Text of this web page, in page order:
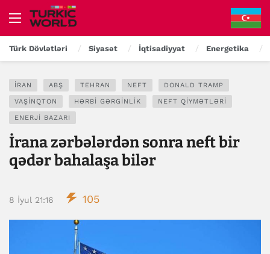
Türk Dövlətləri Siyasət İqtisadiyyat Energetika
İRAN ABŞ TEHRAN NEFT DONALD TRAMP
VAŞINQTON HƏRBI GƏRGINLIK NEFT QIYMƏTLƏRI
ENERJI BAZARI
İrana zərbələrdən sonra neft bir
qədər bahalaşa bilər
8 İyul 21:16 105